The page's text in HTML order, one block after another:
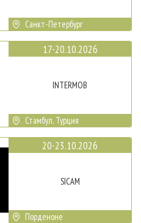
Санкт-Петербург
17-20.10.2026
INTERMOB
Стамбул, Турция
20-23.10.2026
SICAM
Порденоне